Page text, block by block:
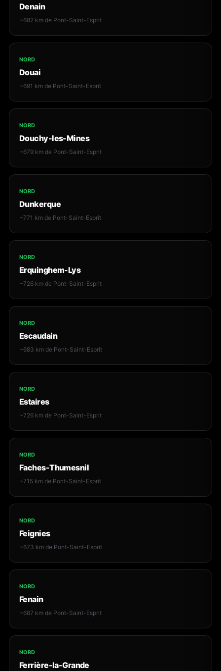
Denain
~682 km de Pont-Saint-Esprit
NORD
Douai
~691 km de Pont-Saint-Esprit
NORD
Douchy-les-Mines
~679 km de Pont-Saint-Esprit
NORD
Dunkerque
~771 km de Pont-Saint-Esprit
NORD
Erquinghem-Lys
~726 km de Pont-Saint-Esprit
NORD
Escaudain
~683 km de Pont-Saint-Esprit
NORD
Estaires
~726 km de Pont-Saint-Esprit
NORD
Faches-Thumesnil
~715 km de Pont-Saint-Esprit
NORD
Feignies
~673 km de Pont-Saint-Esprit
NORD
Fenain
~687 km de Pont-Saint-Esprit
NORD
Ferrière-la-Grande